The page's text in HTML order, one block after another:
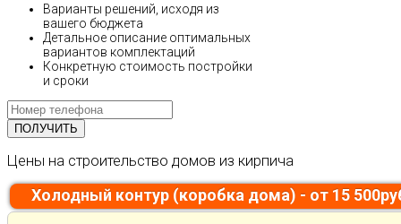
Варианты решений, исходя из
вашего бюджета
Детальное описание оптимальных
вариантов комплектаций
Конкретную стоимость постройки
и сроки
Цены на строительство домов из кирпича
Холодный контур (коробка дома) - от 15